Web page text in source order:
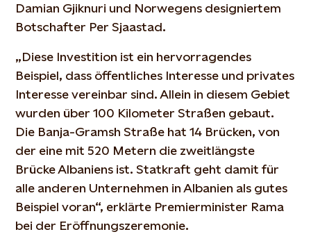
Damian Gjiknuri und Norwegens designiertem
Botschafter Per Sjaastad.
„Diese Investition ist ein hervorragendes
Beispiel, dass öffentliches Interesse und privates
Interesse vereinbar sind. Allein in diesem Gebiet
wurden über 100 Kilometer Straßen gebaut.
Die Banja-Gramsh Straße hat 14 Brücken, von
der eine mit 520 Metern die zweitlängste
Brücke Albaniens ist. Statkraft geht damit für
alle anderen Unternehmen in Albanien als gutes
Beispiel voran“, erklärte Premierminister Rama
bei der Eröffnungszeremonie.